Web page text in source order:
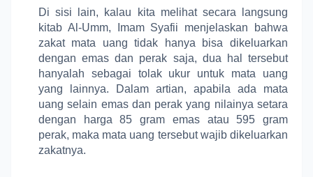
Di sisi lain, kalau kita melihat secara langsung
kitab Al-Umm, Imam Syafii menjelaskan bahwa
zakat mata uang tidak hanya bisa dikeluarkan
dengan emas dan perak saja, dua hal tersebut
hanyalah sebagai tolak ukur untuk mata uang
yang lainnya. Dalam artian, apabila ada mata
uang selain emas dan perak yang nilainya setara
dengan harga 85 gram emas atau 595 gram
perak, maka mata uang tersebut wajib dikeluarkan
zakatnya.